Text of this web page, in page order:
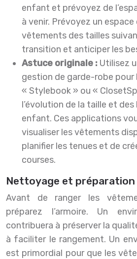
enfant et prévoyez de
à venir. Prévoyez un espace
vêtements des tailles
transition et anticiper les
Astuce originale : Utilisez
gestion de garde-robe pour
« Stylebook » ou «
l’évolution de la taille et
enfant. Ces applications
visualiser les vêtements
planifier les tenues et de
courses.
Nettoyage et préparation
Avant de ranger les
préparez l’armoire. Un
contribuera à préserver la
à faciliter le rangement. Un
est primordial pour que les